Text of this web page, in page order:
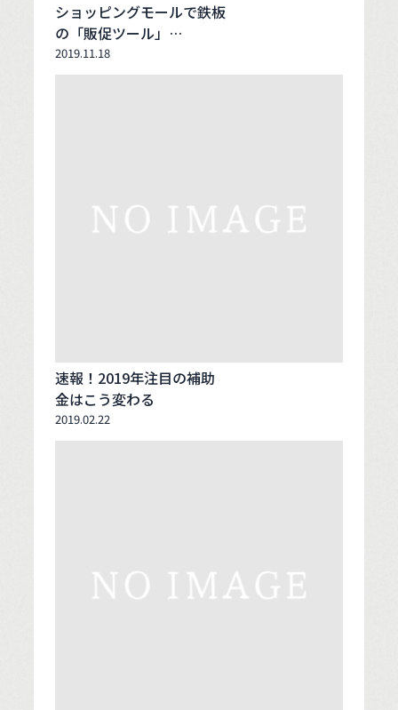
ショッピングモールで鉄板
の「販促ツール」…
2019.11.18
速報！2019年注目の補助
金はこう変わる
2019.02.22